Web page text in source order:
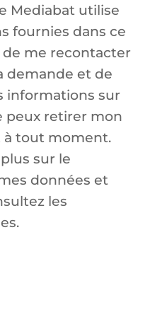
Mediabat utilise
fournies dans ce
me recontacter
demande et de
informations sur
peux retirer mon
tout moment.
sur le
données et
les